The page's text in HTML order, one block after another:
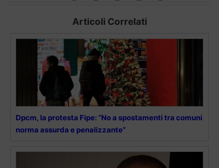
Articoli Correlati
Dpcm, la protesta Fipe: “No a spostamenti tra comuni
norma assurda e penalizzante”